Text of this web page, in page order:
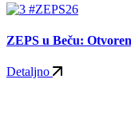
#ZEPS26
ZEPS u Beču:
Detaljno